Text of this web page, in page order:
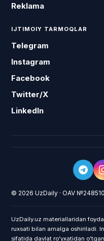
Reklama
IJTIMOIY TARMOQLAR
Telegram
Instagram
Facebook
Twitter/X
LinkedIn
© 2026 UzDaily · OAV №248510
UzDaily.uz materiallaridan
ruxsati bilan amalga oshiriladi.
sifatida davlat roʻyxatidan